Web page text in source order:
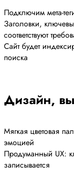
Подключим мета-
Заголовки,
соответствуют
Сайт будет
поиска
Дизайн,
Мягкая цветовая
эмоцией
Продуманный UX:
записывается